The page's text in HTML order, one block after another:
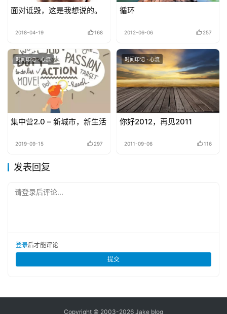
面对诋毁，这是我想说的。
2018-04-19 168
循环
2012-06-06 257
时间印记 · 心流
集中营2.0 – 新城市，新生活
2019-09-15 297
时间印记 · 心流
你好2012，再见2011
2011-09-06 116
发表回复
请登录后评论...
登录后才能评论
提交
Copyright © 2003-2026 Jake blog